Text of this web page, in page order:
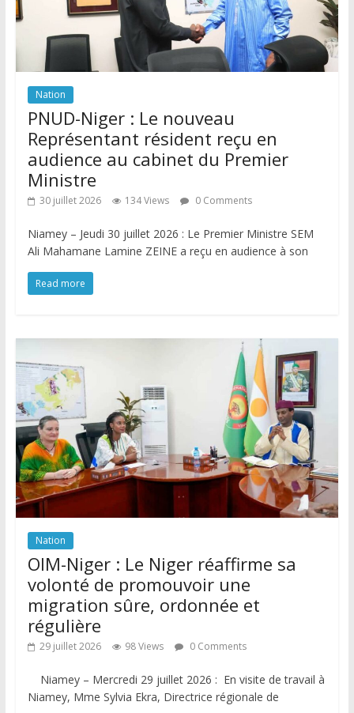
Nation
PNUD-Niger : Le nouveau
Représentant résident reçu en
audience au cabinet du Premier
Ministre
30 juillet 2026 134 Views 0 Comments
Niamey – Jeudi 30 juillet 2026 : Le Premier Ministre SEM
Ali Mahamane Lamine ZEINE a reçu en audience à son
Read more
Nation
OIM-Niger : Le Niger réaffirme sa
volonté de promouvoir une
migration sûre, ordonnée et
régulière
29 juillet 2026 98 Views 0 Comments
Niamey – Mercredi 29 juillet 2026 : En visite de travail à
Niamey, Mme Sylvia Ekra, Directrice régionale de